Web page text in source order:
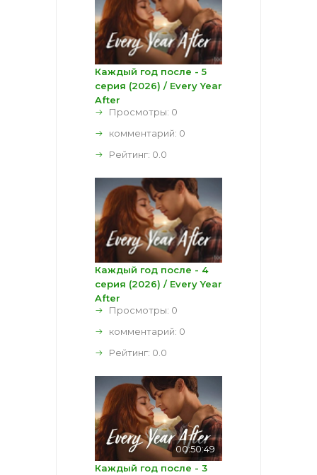
Каждый год после - 5
серия (2026) / Every Year
After
Просмотры: 0
комментарий: 0
Рейтинг: 0.0
Каждый год после - 4
серия (2026) / Every Year
After
Просмотры: 0
комментарий: 0
Рейтинг: 0.0
00:50:49
Каждый год после - 3